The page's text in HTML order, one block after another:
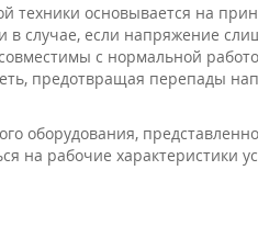
техники основывается на
и в случае, если напряжение
с нормальной
предотвращая перепады
оборудования,
на рабочие характеристики